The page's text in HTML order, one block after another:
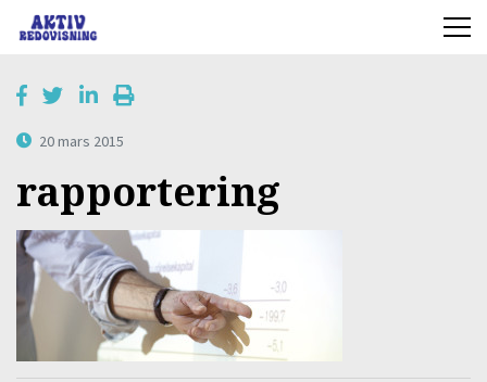
20 mars 2015
rapportering